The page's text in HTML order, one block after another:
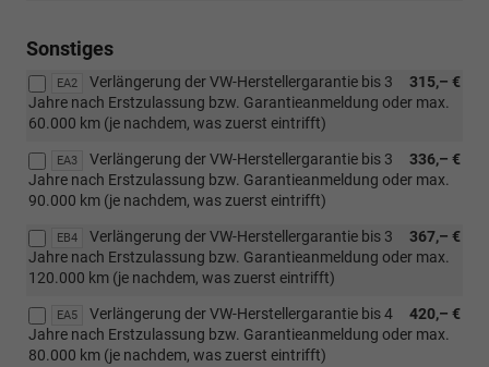
Sonstiges
EA2 315,– €
Verlängerung der VW-Herstellergarantie bis 3
Jahre nach Erstzulassung bzw. Garantieanmeldung oder max.
60.000 km (je nachdem, was zuerst eintrifft)
EA3 336,– €
Verlängerung der VW-Herstellergarantie bis 3
Jahre nach Erstzulassung bzw. Garantieanmeldung oder max.
90.000 km (je nachdem, was zuerst eintrifft)
EB4 367,– €
Verlängerung der VW-Herstellergarantie bis 3
Jahre nach Erstzulassung bzw. Garantieanmeldung oder max.
120.000 km (je nachdem, was zuerst eintrifft)
EA5 420,– €
Verlängerung der VW-Herstellergarantie bis 4
Jahre nach Erstzulassung bzw. Garantieanmeldung oder max.
80.000 km (je nachdem, was zuerst eintrifft)